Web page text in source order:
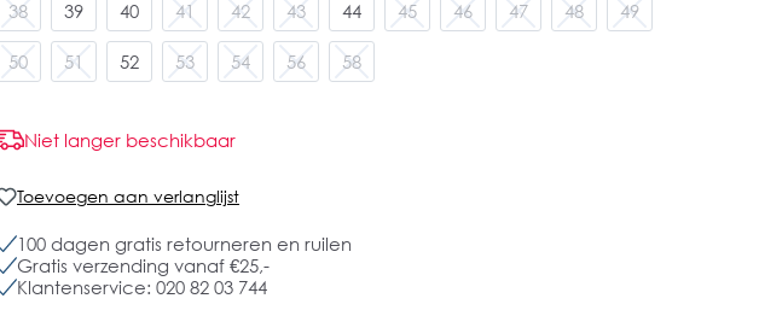
38
39 40 41 42 43 44 45 46 47 48 49
50 51 52 53 54 56 58
Niet langer beschikbaar
Toevoegen aan verlanglijst
100 dagen gratis retourneren en ruilen
Gratis verzending vanaf €25,-
Klantenservice: 020 82 03 744